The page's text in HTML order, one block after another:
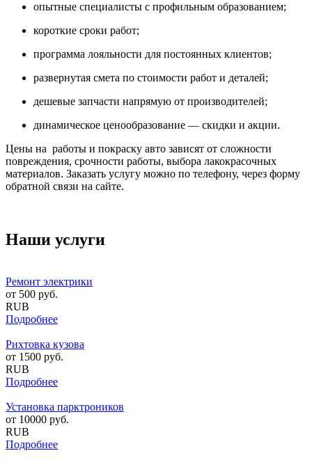
опытные специалисты с профильным образованием;
короткие сроки работ;
программа лояльности для постоянных клиентов;
развернутая смета по стоимости работ и деталей;
дешевые запчасти напрямую от производителей;
динамическое ценообразование — скидки и акции.
Цены на работы и покраску авто зависят от сложности
повреждения, срочности работы, выбора лакокрасочных
материалов. Заказать услугу можно по телефону, через форму
обратной связи на сайте.
Наши услуги
Ремонт электрики
от 500 руб.
RUB
Подробнее
Рихтовка кузова
от 1500 руб.
RUB
Подробнее
Установка парктроников
от 10000 руб.
RUB
Подробнее